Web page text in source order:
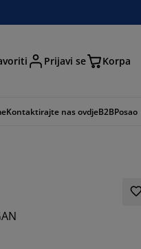
Prijavi se Korpa
Kontaktirajte nas ovdjeB2BPosao